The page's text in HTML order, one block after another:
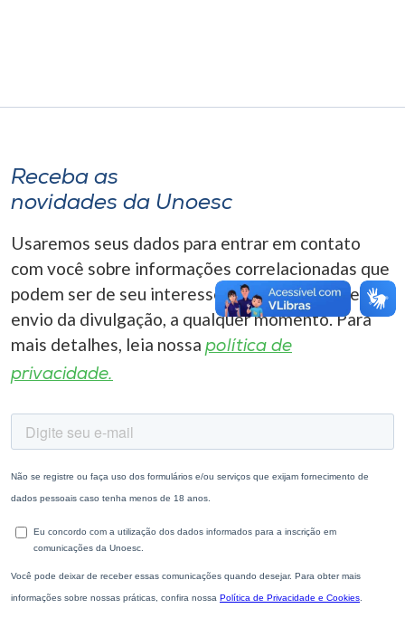
A+
Receba as
novidades da Unoesc
Usaremos seus dados para entrar em contato
com você sobre informações correlacionadas que
podem ser de seu interesse. Você pode cancelar o
envio da divulgação, a qualquer momento. Para
mais detalhes, leia nossa política de
privacidade.